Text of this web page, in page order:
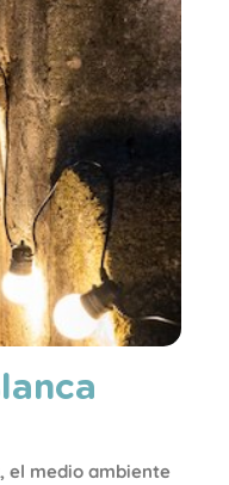
el medio ambiente